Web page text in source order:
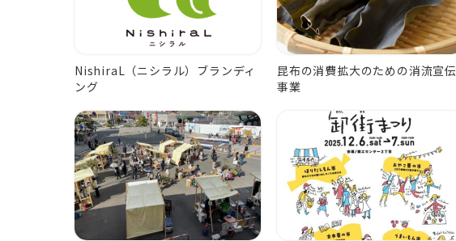
NishiraL（ニシラル）ブランディ
ング
昆布の消費拡大のための消流宣伝
事業